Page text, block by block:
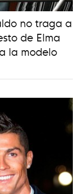
no traga a
de Elma
la modelo